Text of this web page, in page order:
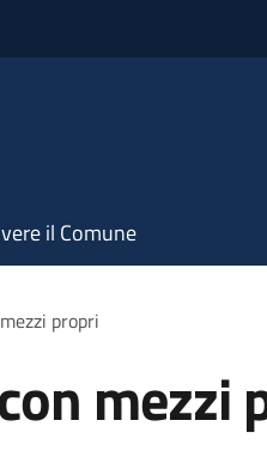
il Comune
propri
mezzi